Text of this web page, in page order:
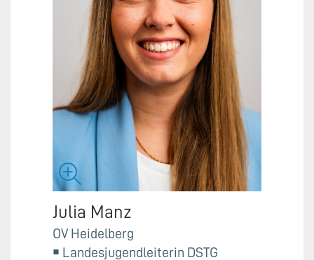
Julia Manz
OV Heidelberg
￭ Landesjugendleiterin DSTG